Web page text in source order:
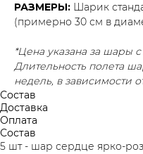
РАЗМЕРЫ: Шарик
(примерно 30 см в
*Цена указана за шары
Длительность полета
недель, в зависимости
Состав
Доставка
Оплата
Состав
5 шт - шар сердце ярко-